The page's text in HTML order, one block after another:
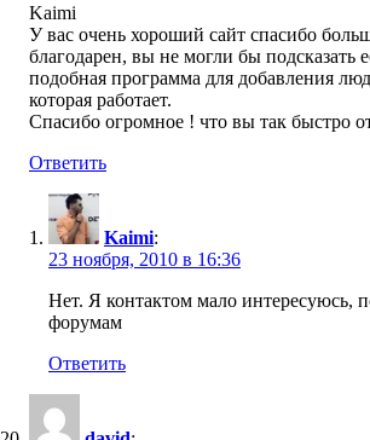
Kaimi
У вас очень хороший сайт спасибо
благодарен, вы не могли бы подсказать
подобная программа для добавления
которая работает.
Спасибо огромное ! что вы так быстро
Ответить
Kaimi:
23 ноября, 2010 в 16:36
Нет. Я контактом мало интересуюсь,
форумам
Ответить